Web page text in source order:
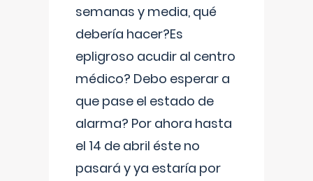
semanas y media, qué
debería hacer?Es
epligroso acudir al centro
médico? Debo esperar a
que pase el estado de
alarma? Por ahora hasta
el 14 de abril éste no
pasará y ya estaría por